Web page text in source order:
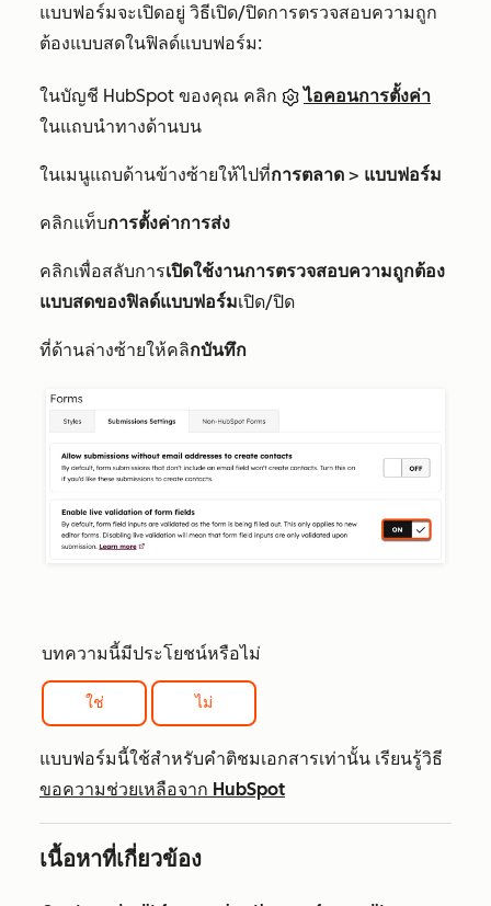
แบบฟอร์มจะเปิดอยู่ วิธีเปิด/ปิดการตรวจสอบความถูก
ต้องแบบสดในฟิลด์แบบฟอร์ม:
ในบัญชี HubSpot ของคุณ คลิก
ไอคอนการตั้งค่า
ในแถบนำทางด้านบน
ในเมนูแถบด้านข้างซ้ายให้ไปที่การตลาด > แบบฟอร์ม
คลิกแท็บการตั้งค่าการส่ง
คลิกเพื่อสลับการเปิดใช้งานการตรวจสอบความถูกต้อง
แบบสดของฟิลด์แบบฟอร์มเปิด/ปิด
ที่ด้านล่างซ้ายให้คลิกบันทึก
บทความนี้มีประโยชน์หรือไม่
ใช่ ไม่
แบบฟอร์มนี้ใช้สำหรับคำติชมเอกสารเท่านั้น เรียนรู้วิธี
ขอความช่วยเหลือจาก HubSpot
เนื้อหาที่เกี่ยวข้อง